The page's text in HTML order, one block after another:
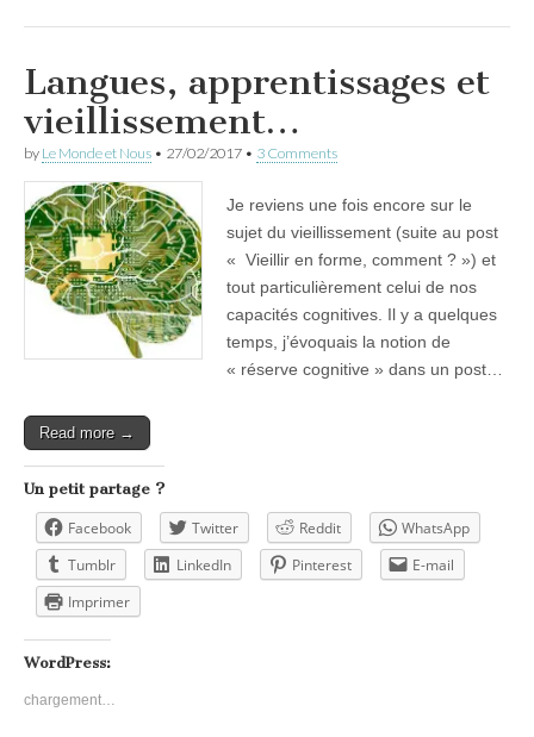
Langues, apprentissages et
vieillissement…
by Le Monde et Nous • 27/02/2017 • 3 Comments
Je reviens une fois encore sur le
sujet du vieillissement (suite au post
« Vieillir en forme, comment ? ») et
tout particulièrement celui de nos
capacités cognitives. Il y a quelques
temps, j’évoquais la notion de
« réserve cognitive » dans un post…
Read more →
Un petit partage ?
Facebook Twitter Reddit
WhatsApp
Tumblr
LinkedIn Pinterest
E-mail
Imprimer
WordPress:
chargement…